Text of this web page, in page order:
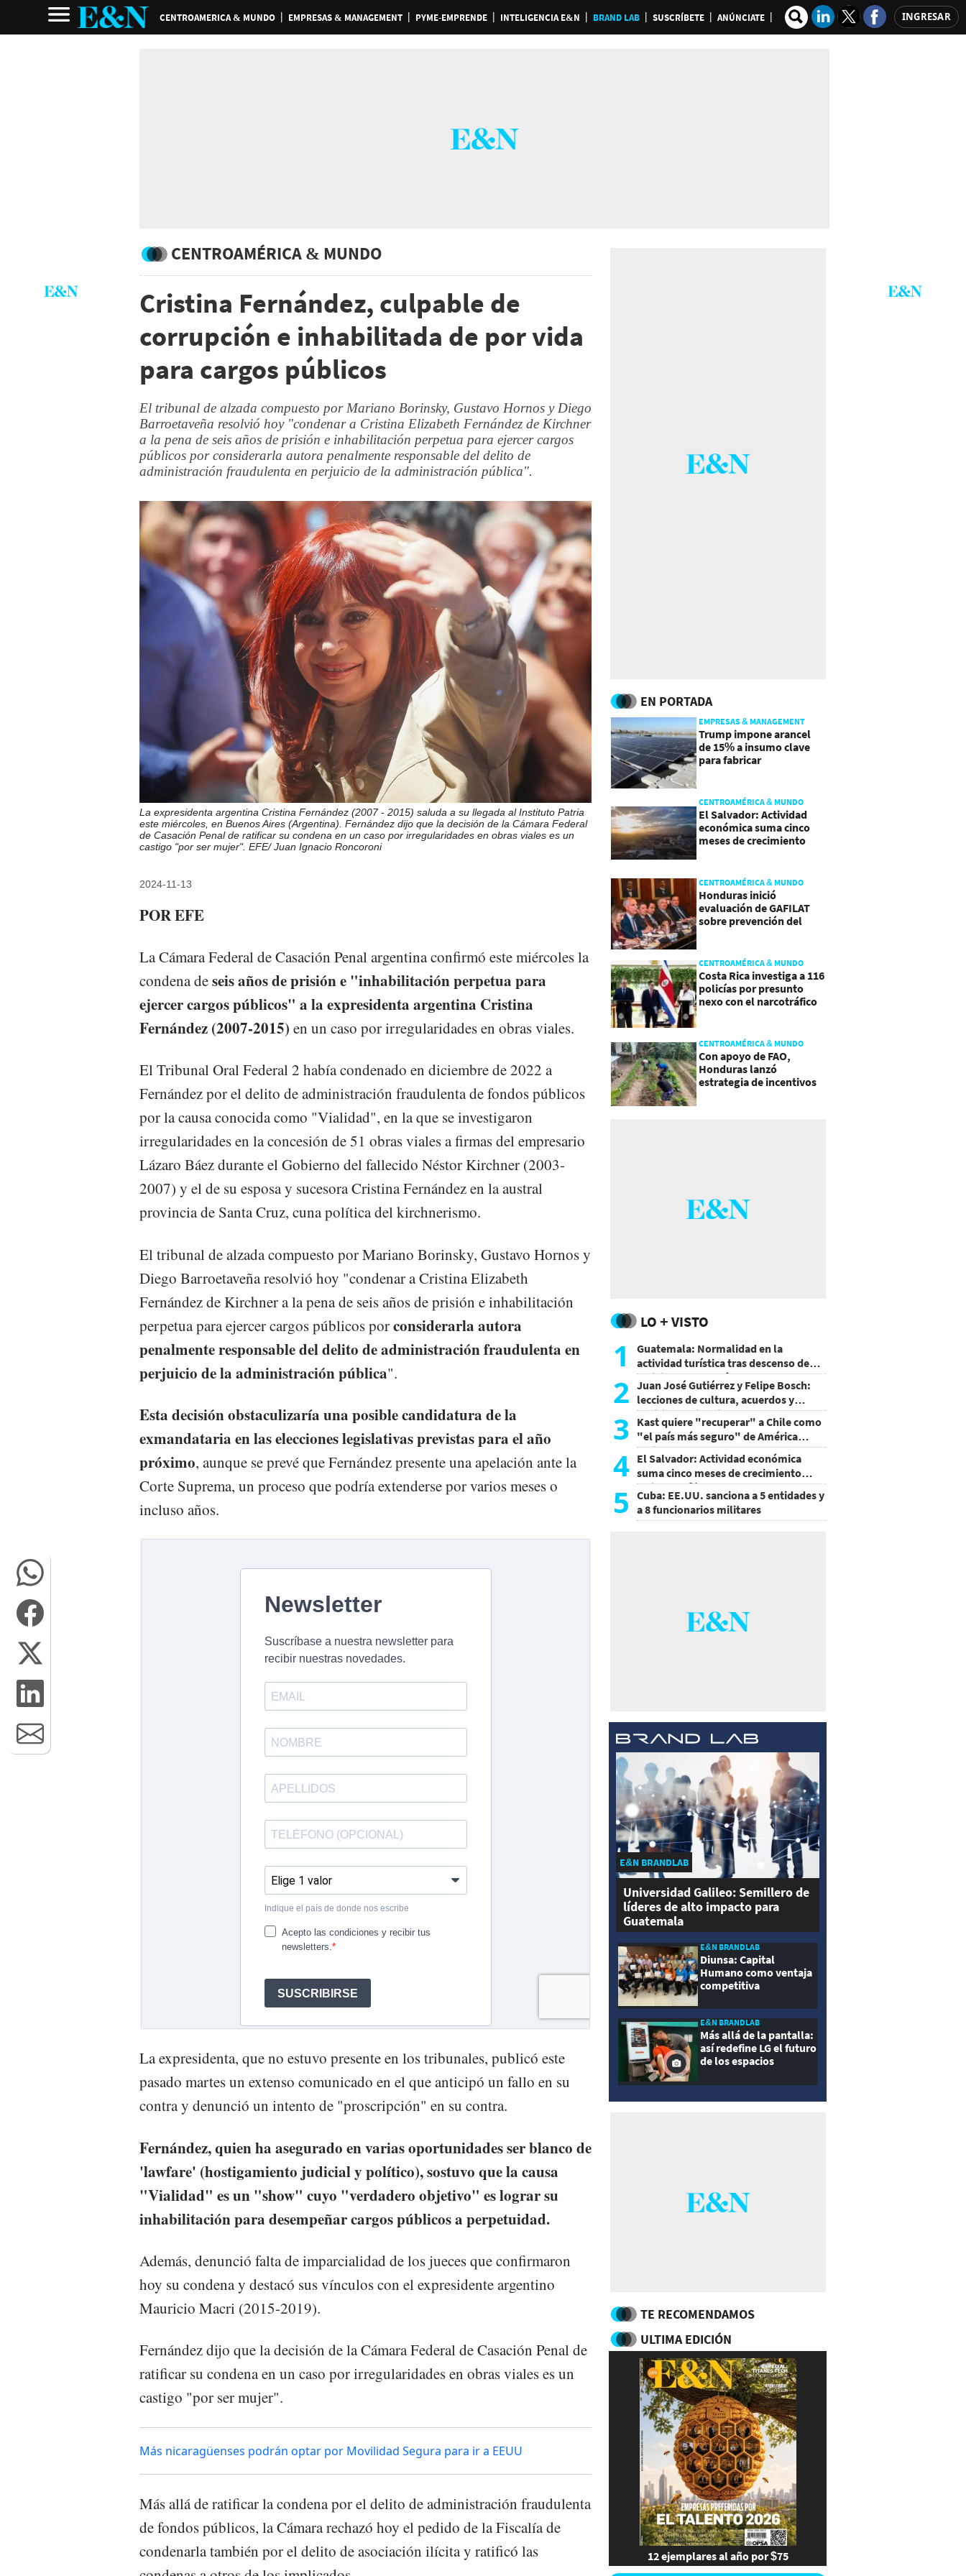
CENTROAMERICA & MUNDO EMPRESAS & MANAGEMENT PYME-EMPRENDE INTELIGENCIA E&N BRAND LAB SUSCRÍBETE ANÚNCIATE INGRESAR
CENTROAMÉRICA & MUNDO
Cristina Fernández, culpable de
corrupción e inhabilitada de por vida
para cargos públicos
El tribunal de alzada compuesto por Mariano Borinsky, Gustavo Hornos y Diego
Barroetaveña resolvió hoy "condenar a Cristina Elizabeth Fernández de Kirchner
a la pena de seis años de prisión e inhabilitación perpetua para ejercer cargos
públicos por considerarla autora penalmente responsable del delito de
administración fraudulenta en perjuicio de la administración pública".
La expresidenta argentina Cristina Fernández (2007 - 2015) saluda a su llegada al Instituto Patria
este miércoles, en Buenos Aires (Argentina). Fernández dijo que la decisión de la Cámara Federal
de Casación Penal de ratificar su condena en un caso por irregularidades en obras viales es un
castigo "por ser mujer". EFE/ Juan Ignacio Roncoroni
2024-11-13
POR EFE
La Cámara Federal de Casación Penal argentina confirmó este miércoles la
condena deseis años de prisión e "inhabilitación perpetua para
ejercer cargos públicos" a la expresidenta argentina Cristina
Fernández (2007-2015) en un caso por irregularidades en obras viales.
El Tribunal Oral Federal 2 había condenado en diciembre de 2022 a
Fernández por el delito de administración fraudulenta de fondos públicos
por la causa conocida como "Vialidad", en la que se investigaron
irregularidades en la concesión de 51 obras viales a firmas del empresario
Lázaro Báez durante el Gobierno del fallecido Néstor Kirchner (2003-
2007) y el de su esposa y sucesora Cristina Fernández en la austral
provincia de Santa Cruz, cuna política del kirchnerismo.
El tribunal de alzada compuesto por Mariano Borinsky, Gustavo Hornos y
Diego Barroetaveña resolvió hoy "condenar a Cristina Elizabeth
Fernández de Kirchner a la pena de seis años de prisión e inhabilitación
perpetua para ejercer cargos públicos porconsiderarla autora
penalmente responsable del delito de administración fraudulenta en
perjuicio de la administración pública".
Esta decisión obstaculizaría una posible candidatura de la
exmandataria en las elecciones legislativas previstas para el año
próximo, aunque se prevé que Fernández presente una apelación ante la
Corte Suprema, un proceso que podría extenderse por varios meses o
incluso años.
La expresidenta, que no estuvo presente en los tribunales, publicó este
pasado martes un extenso comunicado en el que anticipó un fallo en su
contra y denunció un intento de "proscripción" en su contra.
Fernández, quien ha asegurado en varias oportunidades ser blanco de
'lawfare' (hostigamiento judicial y político), sostuvo que la causa
"Vialidad" es un "show" cuyo "verdadero objetivo" es lograr su
inhabilitación para desempeñar cargos públicos a perpetuidad.
Además, denunció falta de imparcialidad de los jueces que confirmaron
hoy su condena y destacó sus vínculos con el expresidente argentino
Mauricio Macri (2015-2019).
Fernández dijo que la decisión de la Cámara Federal de Casación Penal de
ratificar su condena en un caso por irregularidades en obras viales es un
castigo "por ser mujer".
Más nicaragüenses podrán optar por Movilidad Segura para ir a EEUU
Más allá de ratificar la condena por el delito de administración fraudulenta
de fondos públicos, la Cámara rechazó hoy el pedido de la Fiscalía de
condenarla también por el delito de asociación ilícita y ratificó las
EN PORTADA
EMPRESAS & MANAGEMENT
Trump impone arancel
de 15% a insumo clave
para fabricar
CENTROAMÉRICA & MUNDO
El Salvador: Actividad
económica suma cinco
meses de crecimiento
CENTROAMÉRICA & MUNDO
Honduras inició
evaluación de GAFILAT
sobre prevención del
CENTROAMÉRICA & MUNDO
Costa Rica investiga a 116
policías por presunto
nexo con el narcotráfico
CENTROAMÉRICA & MUNDO
Con apoyo de FAO,
Honduras lanzó
estrategia de incentivos
LO + VISTO
1
Guatemala: Normalidad en la
actividad turística tras descenso de
actividad del volcán de Fuego
2 Juan José Gutiérrez y Felipe Bosch:
lecciones de cultura, acuerdos y
decisiones sin miedo
3 Kast quiere "recuperar" a Chile como
"el país más seguro" de América
Latina
4 El Salvador: Actividad económica
suma cinco meses de crecimiento
arriba de 4%
5
Cuba: EE.UU. sanciona a 5 entidades y
a 8 funcionarios militares
E&N BRANDLAB
Universidad Galileo: Semillero de
líderes de alto impacto para
Guatemala
E&N BRANDLAB
Diunsa: Capital
Humano como ventaja
competitiva
E&N BRANDLAB
Más allá de la pantalla:
así redefine LG el futuro
de los espacios
TE RECOMENDAMOS
ULTIMA EDICIÓN
12 ejemplares al año por $75